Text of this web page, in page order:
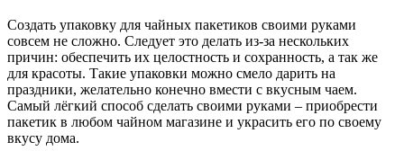
Создать упаковку для чайных пакетиков своими руками
совсем не сложно. Следует это делать из-за нескольких
причин: обеспечить их целостность и сохранность, а так же
для красоты. Такие упаковки можно смело дарить на
праздники, желательно конечно вмести с вкусным чаем.
Самый лёгкий способ сделать своими руками – приобрести
пакетик в любом чайном магазине и украсить его по своему
вкусу дома.